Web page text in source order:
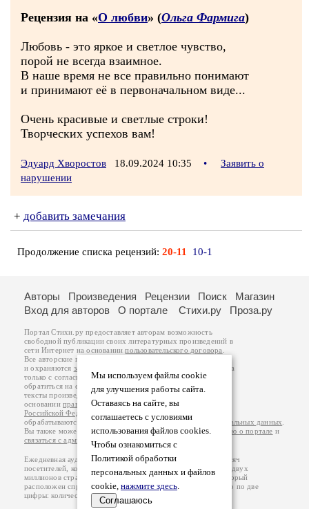
Рецензия на «О любви» (Ольга Фармига)
Любовь - это яркое и светлое чувство,
порой не всегда взаимное.
В наше время не все правильно понимают
и принимают её в первоначальном виде...
Очень красивые и светлые строки!
Творческих успехов вам!
Эдуард Хворостов 18.09.2024 10:35 •
Заявить о
нарушении
+ добавить замечания
Продолжение списка рецензий: 20-11 10-1
Мы используем файлы cookie
для улучшения работы сайта.
Оставаясь на сайте, вы
соглашаетесь с условиями
использования файлов cookies.
Чтобы ознакомиться с
Политикой обработки
персональных данных и файлов
cookie, нажмите здесь.
Соглашаюсь
Авторы Произведения Рецензии Поиск
Магазин
Вход для авторов
О портале Стихи.ру Проза.ру
Портал Стихи.ру предоставляет авторам возможность
свободной публикации своих литературных произведений в
сети Интернет на основаниипользовательского договора
Все авторские права на произведения принадлежат авторам
и охраняются законом
. Перепечатка произведений возможна
только с согласия его автора, к которому вы можете
обратиться на его авторской странице. Ответственность за
тексты произведений авторы несут самостоятельно на
основанииправил публикацииизаконодательства
Российской Федерации
обрабатываются на основанииПолитики обработки персональных данных
Вы также можете посмотреть более подробнуюинформацию о портале и
связаться с администрацией
Ежедневная аудитория портала Стихи.ру – порядка 200 тысяч
посетителей, которые в общей сумме просматривают более двух
миллионов страниц по данным счетчика посещаемости, который
расположен справа от этого текста. В каждой графе указано по две
цифры: количество просмотров и количество посетителей.